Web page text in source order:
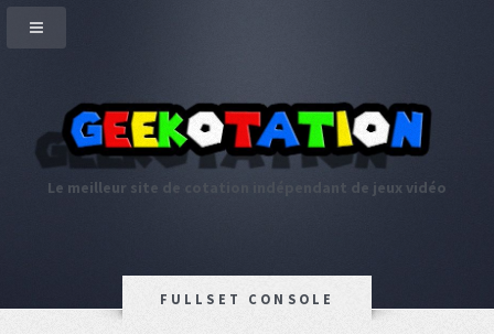
Le meilleur site de cotation indépendant de jeux vidéo
FULLSET CONSOLE